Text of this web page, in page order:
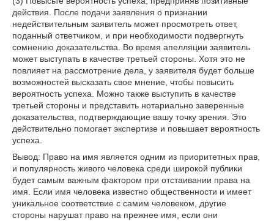
действия. После подачи заявления о признании
недействительным заявитель может просмотреть ответ,
поданный ответчиком, и при необходимости подвергнуть
сомнению доказательства. Во время апелляции заявитель
может выступать в качестве третьей стороны. Хотя это не
повлияет на рассмотрение дела, у заявителя будет больше
возможностей высказать свое мнение, чтобы повысить
вероятность успеха. Можно также выступить в качестве
третьей стороны и представить нотариально заверенные
доказательства, подтверждающие вашу точку зрения. Это
действительно помогает экспертизе и повышает вероятность
успеха.
Вывод: Право на имя является одним из приоритетных прав,
и популярность живого человека среди широкой публики
будет самым важным фактором при отстаивании права на
имя. Если имя человека известно общественности и имеет
уникальное соответствие с самим человеком, другие
стороны нарушат право на прежнее имя, если они